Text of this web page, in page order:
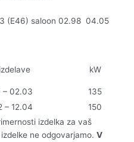
(E46) saloon 02.98 04.05
kW
– 02.03
135
– 12.04
150
izdelka za vaš
ne odgovarjamo. V